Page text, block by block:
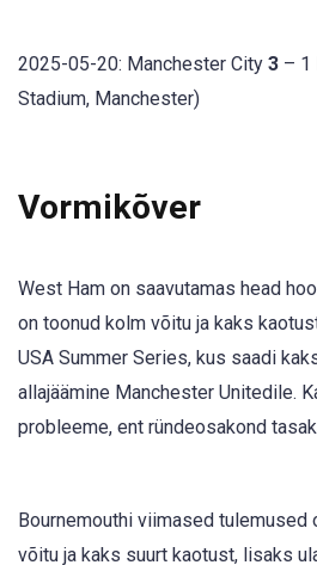
2025-05-20: Manchester City 3 – 1
Stadium, Manchester)
Vormikõver
West Ham on saavutamas head
on toonud kolm võitu ja kaks
USA Summer Series, kus saadi
allajäämine Manchester Unitedile.
probleeme, ent ründeosakond
Bournemouthi viimased tulemused
võitu ja kaks suurt kaotust, lisaks